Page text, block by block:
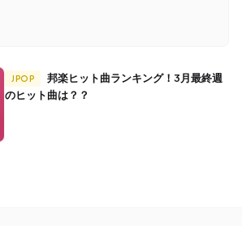
JPOP
のヒット曲は？？